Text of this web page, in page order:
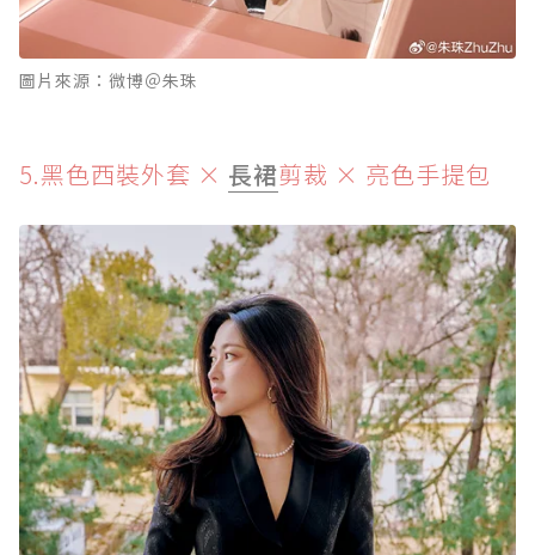
圖片來源：微博＠朱珠
5.黑色西裝外套 × 長裙剪裁 × 亮色手提包